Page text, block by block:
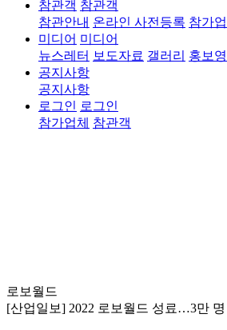
참관객 참관객
참관안내 온라인 사전등록 참가
미디어 미디어
뉴스레터 보도자료 갤러리 홍보
공지사항
공지사항
로그인 로그인
참가업체 참관객
전시회 안내
로보월드
[산업일보] 2022 로보월드 성료…3만